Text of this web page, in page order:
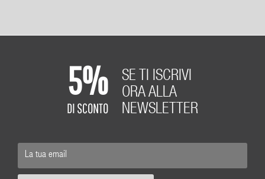
5%
DI SCONTO
SE TI ISCRIVI
ORA ALLA
NEWSLETTER